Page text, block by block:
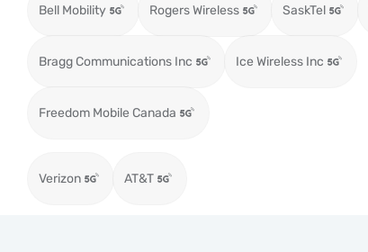
Bell Mobility Rogers Wireless SaskTel
Bragg Communications Inc Ice Wireless Inc
Freedom Mobile Canada
Verizon AT&T